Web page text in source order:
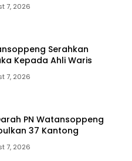
7, 2026
Serahkan
Kepada Ahli Waris
7, 2026
PN Watansoppeng
37 Kantong
7, 2026